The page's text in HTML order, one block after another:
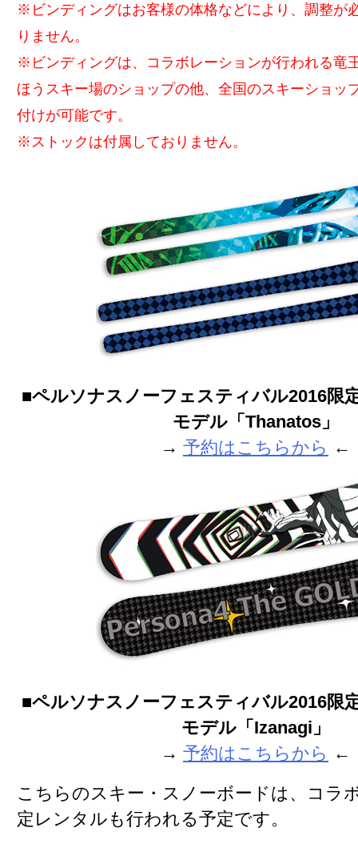
※ビンディングはお客様の体格などにより、調整が
りません。
※ビンディングは、コラボレーションが行われる竜
ほうスキー場のショップの他、全国のスキーショッ
付けが可能です。
※ストックは付属しておりません。
■ペルソナスノーフェスティバル2016限
モデル「Thanatos」
→ 予約はこちらから ←
■ペルソナスノーフェスティバル2016限
モデル「Izanagi」
→ 予約はこちらから ←
こちらのスキー・スノーボードは、コラ
定レンタルも行われる予定です。